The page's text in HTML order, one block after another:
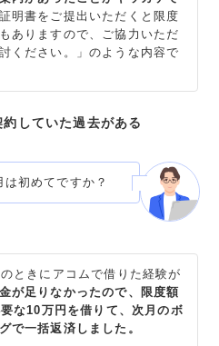
明書をご提出いただくと限度
ありますので、ご協力いただ
ください。」のような内容で
していた過去がある
初めてですか？
ときにアコムで借りた経験が
が足りなかったので、限度額
な10万円を借りて、次月のボ
で一括返済しました。